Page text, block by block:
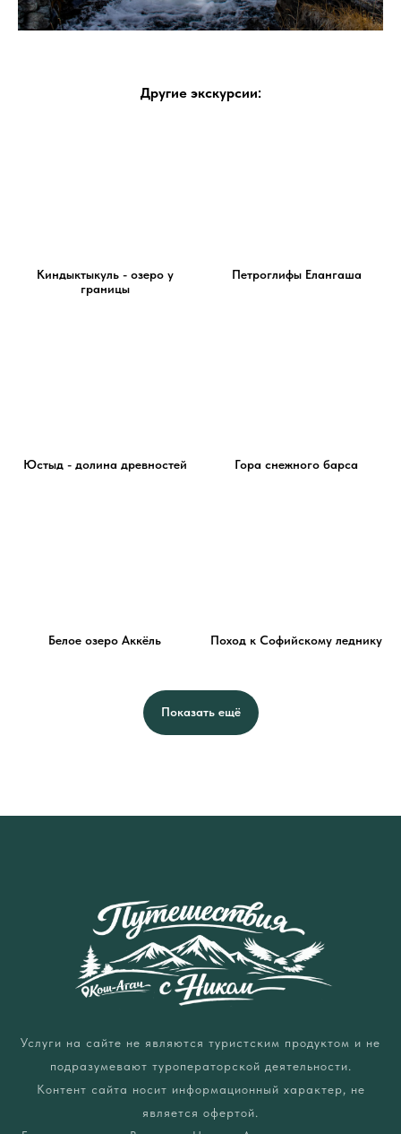
Другие экскурсии:
Киндыктыкуль - озеро у
границы
Петроглифы Елангаша
Юстыд - долина древностей Гора снежного барса
Белое озеро Аккёль Поход к Софийскому леднику
Показать ещё
Услуги на сайте не являются туристским продуктом и не
подразумевают туроператорской деятельности.
Контент сайта носит информационный характер, не
является офертой.